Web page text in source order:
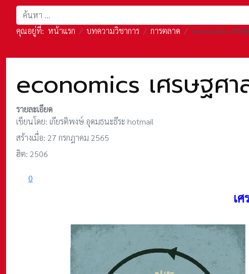
การค้นหา
คุณอยู่ที่: หน้าแรก บทความวิชาการ การตลาด economics เศร
economics เศรษฐศา
รายละเอียด
เขียนโดย: เกียรติพงษ์ อุดมธนะธีระ hotmail
สร้างเมื่อ: 27 กรกฎาคม 2565
ฮิต: 2506
0
เ